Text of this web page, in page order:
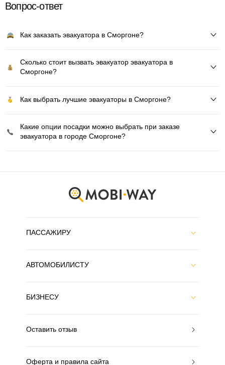
Вопрос-ответ
Как заказать эвакуатора в Сморгоне?
Сколько стоит вызвать эвакуатор эвакуатора в
Сморгоне?
Как выбрать лучшие эвакуаторы в Сморгоне?
Какие опции посадки можно выбрать при заказе
эвакуатора в городе Сморгоне?
ПАССАЖИРУ
АВТОМОБИЛИСТУ
БИЗНЕСУ
Оставить отзыв
Оферта и правила сайта